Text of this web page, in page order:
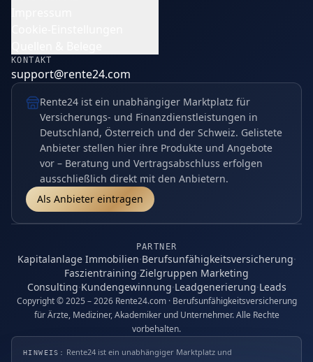
KONTAKT
support@rente24.com
Rente24 ist ein unabhängiger Marktplatz für
Versicherungs- und Finanzdienstleistungen in
Deutschland, Österreich und der Schweiz. Gelistete
Anbieter stellen hier ihre Produkte und Angebote
vor – Beratung und Vertragsabschluss erfolgen
ausschließlich direkt mit den Anbietern.
Als Anbieter eintragen
PARTNER
Kapitalanlage Immobilien·Berufsunfähigkeitsversicherung·
Faszientraining·Zielgruppen Marketing
Consulting·Kundengewinnung·Leadgenerierung·Leads
Copyright © 2025 – 2026 Rente24.com · Berufsunfähigkeitsversicherung
für Ärzte, Mediziner, Akademiker und Unternehmer. Alle Rechte
vorbehalten.
HINWEIS:
Rente24 ist ein unabhängiger Marktplatz und